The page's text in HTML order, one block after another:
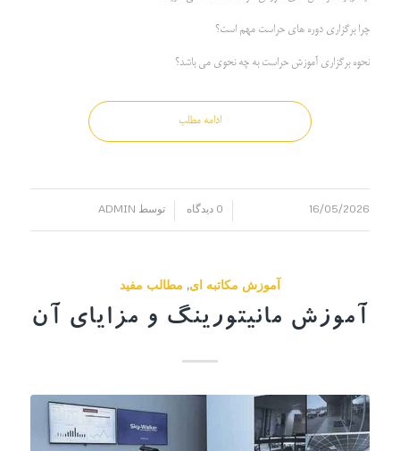
چرا برگزاری دوره های حراست مهم است؟
نحوه برگزاری آموزش حراست به چه نحوی می باشد؟
ادامه مطلب
16/05/2026 0 دیدگاه توسط ADMIN
آموزش مکاتبه ای, مطالب مفید
آموزش مانیتورینگ و مزایای آن